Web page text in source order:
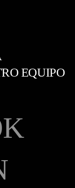
EQUIPO